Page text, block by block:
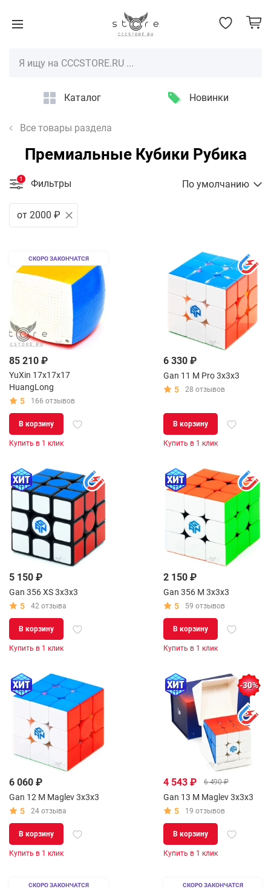
Каталог Новинки
Все товары раздела
Премиальные Кубики Рубика
Фильтры
1 По умолчанию
от 2000 ₽
СКОРО ЗАКОНЧАТСЯ
85 210 ₽
YuXin 17x17x17
HuangLong
5
166 отзывов
В корзину
Купить в 1 клик
6 330 ₽
Gan 11 M Pro 3x3x3
5
28 отзывов
В корзину
Купить в 1 клик
5 150 ₽
Gan 356 XS 3x3x3
5
42 отзыва
В корзину
Купить в 1 клик
2 150 ₽
Gan 356 M 3x3x3
5
59 отзывов
В корзину
Купить в 1 клик
6 060 ₽
Gan 12 M Maglev 3x3x3
5
24 отзыва
В корзину
Купить в 1 клик
-30%
4 543 ₽ 6 490 ₽
Gan 13 M Maglev 3x3x3
5
19 отзывов
В корзину
Купить в 1 клик
СКОРО ЗАКОНЧАТСЯ СКОРО ЗАКОНЧАТСЯ